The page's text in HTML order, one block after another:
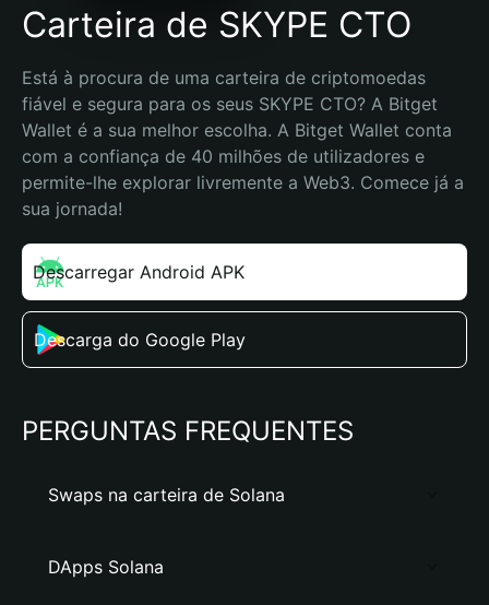
Carteira de SKYPE CTO
Está à procura de uma carteira de criptomoedas
fiável e segura para os seus SKYPE CTO? A Bitget
Wallet é a sua melhor escolha. A Bitget Wallet conta
com a confiança de 40 milhões de utilizadores e
permite-lhe explorar livremente a Web3. Comece já a
sua jornada!
Descarregar Android APK
Descarga do Google Play
PERGUNTAS FREQUENTES
Swaps na carteira de Solana
DApps Solana